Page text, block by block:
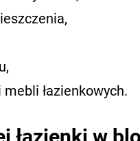
łazienkowych.